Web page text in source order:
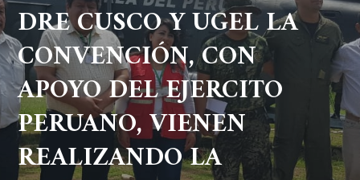
DRE CUSCO Y UGEL LA
CONVENCIÓN, CON
APOYO DEL EJERCITO
PERUANO, VIENEN
REALIZANDO LA